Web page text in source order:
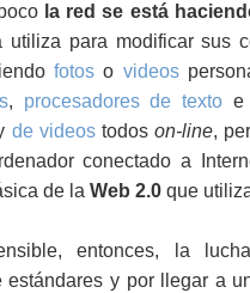
la red se está
utiliza para modificar sus
fotoso videos
, procesadores de texto e
de videostodoson-line,
conectado a
de laWeb 2.0 que
entonces, la
estándares y por llegar a